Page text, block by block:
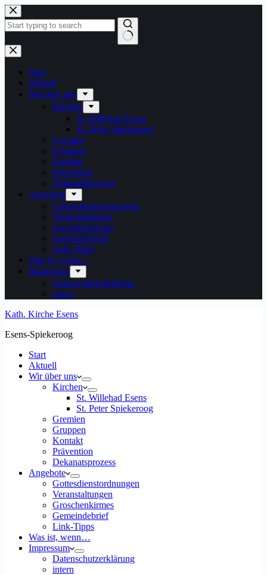
Zum
Inhalt
springen
Keine
Ergebnisse
Start
Aktuell
Wir über uns
Kirchen
St. Willehad Esens
St. Peter Spiekeroog
Gremien
Gruppen
Kontakt
Prävention
Dekanatsprozess
Angebote
Gottesdienstordnungen
Veranstaltungen
Groschenkirmes
Gemeindebrief
Link-Tipps
Was ist, wenn…
Impressum
Datenschutzerklärung
intern
Kath. Kirche Esens
Esens-Spiekeroog
Start
Aktuell
Wir über uns
Kirchen
St. Willehad Esens
St. Peter Spiekeroog
Gremien
Gruppen
Kontakt
Prävention
Dekanatsprozess
Angebote
Gottesdienstordnungen
Veranstaltungen
Groschenkirmes
Gemeindebrief
Link-Tipps
Was ist, wenn…
Impressum
Datenschutzerklärung
intern